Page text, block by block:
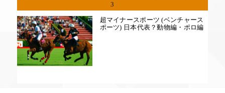
3
超マイナースポーツ (ベンチャース
ポーツ) 日本代表？動物編・ポロ編